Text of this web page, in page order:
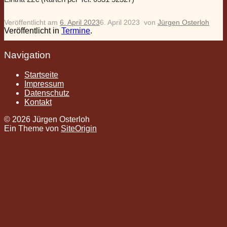
Veröffentlicht am 6. April 20236. April 2023 von Jürgen Osterloh
Veröffentlicht in Termine.
Navigation
Startseite
Impressum
Datenschutz
Kontakt
© 2026 Jürgen Osterloh
Ein Theme von SiteOrigin